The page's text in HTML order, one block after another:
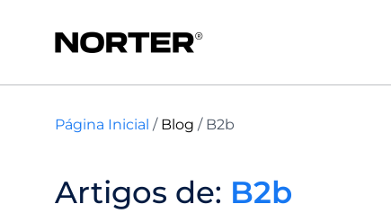
Página Inicial / Blog / B2b
Artigos de: B2b